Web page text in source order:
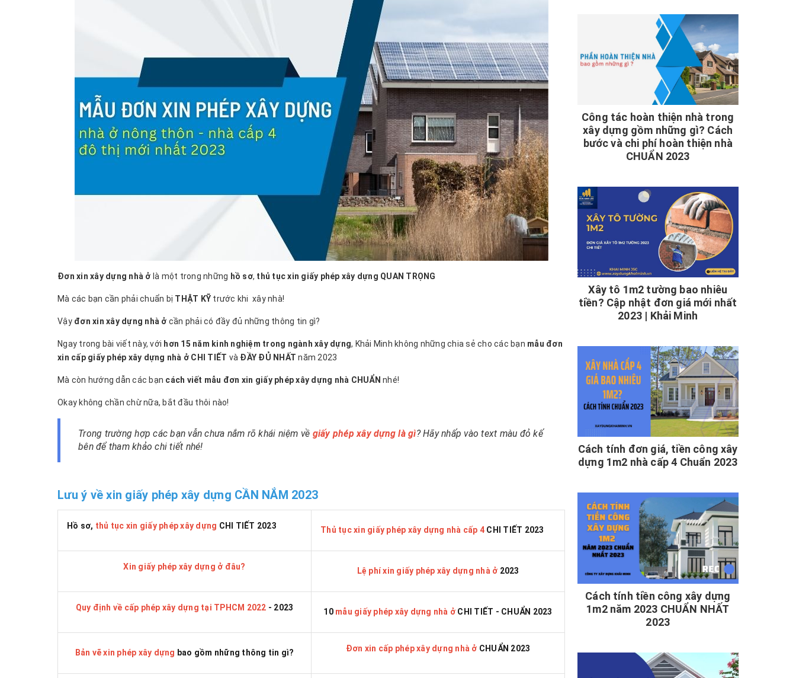
Đơn xin xây dựng nhà ở là một trong những hồ sơ, thủ tục xin giấy phép xây dựng QUAN TRỌNG
Mà các bạn cần phải chuẩn bị THẬT KỸ trước khi xây nhà!
Vậy đơn xin xây dựng nhà ở cần phải có đầy đủ những thông tin gì?
Ngay trong bài viết này, với hơn 15 năm kinh nghiệm trong ngành xây dựng, Khải Minh không những chia sẻ cho các bạn mẫu đơn
xin cấp giấy phép xây dựng nhà ở CHI TIẾT và ĐẦY ĐỦ NHẤT năm 2023
Mà còn hướng dẫn các bạn cách viết mẫu đơn xin giấy phép xây dựng nhà CHUẨN nhé!
Okay không chần chừ nữa, bắt đầu thôi nào!
Trong trường hợp các bạn vẫn chưa nắm rõ khái niệm về giấy phép xây dựng là gì? Hãy nhấp vào text màu đỏ kế
bên để tham khảo chi tiết nhé!
Lưu ý về xin giấy phép xây dựng CẦN NẮM 2023
Hồ sơ, thủ tục xin giấy phép xây dựng CHI TIẾT 2023 Thủ tục xin giấy phép xây dựng nhà cấp 4 CHI TIẾT 2023
Xin giấy phép xây dựng ở đâu? Lệ phí xin giấy phép xây dựng nhà ở 2023
Quy định về cấp phép xây dựng tại TPHCM 2022 - 2023 10mẫu giấy phép xây dựng nhà ở CHI TIẾT - CHUẨN 2023
Bản vẽ xin phép xây dựng bao gồm những thông tin gì? Đơn xin cấp phép xây dựng nhà ở CHUẨN 2023
Công tác hoàn thiện nhà trong
xây dựng gồm những gì? Cách
bước và chi phí hoàn thiện nhà
CHUẨN 2023
Xây tô 1m2 tường bao nhiêu
tiền? Cập nhật đơn giá mới nhất
2023 | Khải Minh
Cách tính đơn giá, tiền công xây
dựng 1m2 nhà cấp 4 Chuẩn 2023
Cách tính tiền công xây dựng
1m2 năm 2023 CHUẨN NHẤT
2023